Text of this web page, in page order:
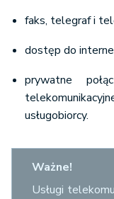
faks, telegraf i
dostęp do
prywatne
usługobiorcy.
Ważne!
Usługi